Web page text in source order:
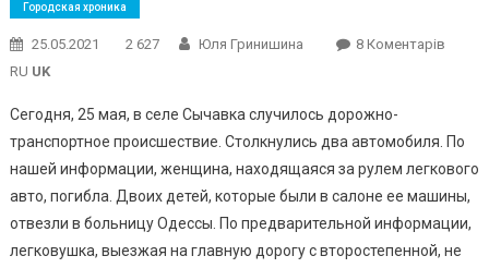
Городская хроника
25.05.2021 2 627 Юля Гринишина 8 КоментарівДо
ДТП
Со
(фото)
RU UK
Сегодня, 25 мая, в селе Сычавка случилось дорожно-
транспортное происшествие. Столкнулись два автомобиля. По
нашей информации, женщина, находящаяся за рулем легкового
авто, погибла. Двоих детей, которые были в салоне ее машины,
отвезли в больницу Одессы. По предварительной информации,
легковушка, выезжая на главную дорогу с второстепенной, не